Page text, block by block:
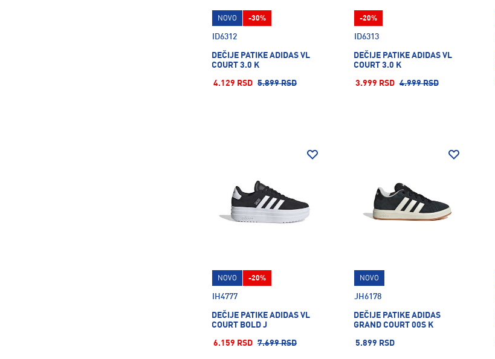
ID6312
DEČIJE PATIKE ADIDAS VL
COURT 3.0 K
4.129 RSD 5.899 RSD
NOVO -30%
ID6313
DEČIJE PATIKE ADIDAS VL
COURT 3.0 K
3.999 RSD 4.999 RSD
-20%
IH4777
DEČIJE PATIKE ADIDAS VL
COURT BOLD J
6.159 RSD 7.699 RSD
NOVO -20%
JH6178
DEČIJE PATIKE ADIDAS
GRAND COURT 00S K
5.899 RSD
NOVO